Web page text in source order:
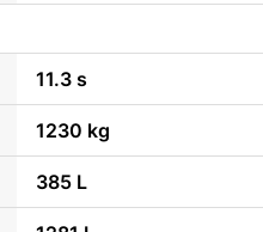
11.3 s
1230 kg
385 L